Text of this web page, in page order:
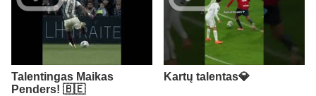
Talentingas Maikas
Penders! 🇧🇪
Kartų talentas💎